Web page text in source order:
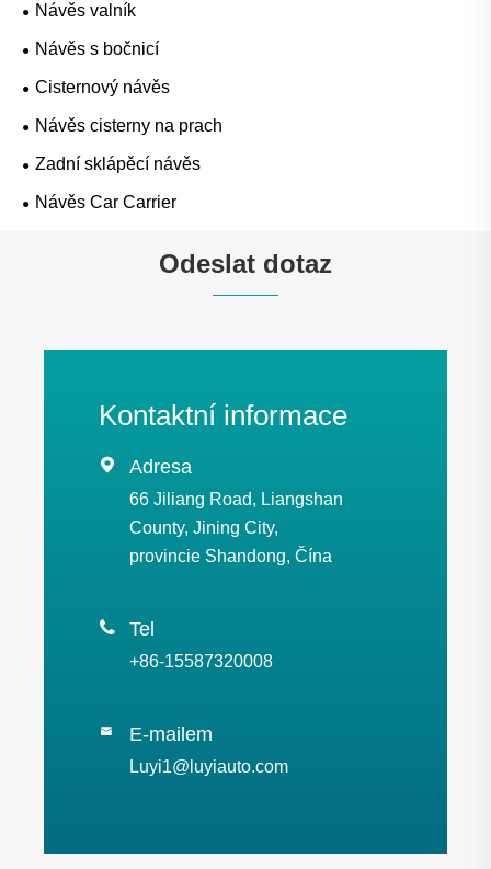
Návěs valník
Návěs s bočnicí
Cisternový návěs
Návěs cisterny na prach
Zadní sklápěcí návěs
Návěs Car Carrier
Odeslat dotaz
Kontaktní informace
 Adresa
66 Jiliang Road, Liangshan
County, Jining City,
provincie Shandong, Čína
 Tel
+86-15587320008
 E-mailem
Luyi1@luyiauto.com